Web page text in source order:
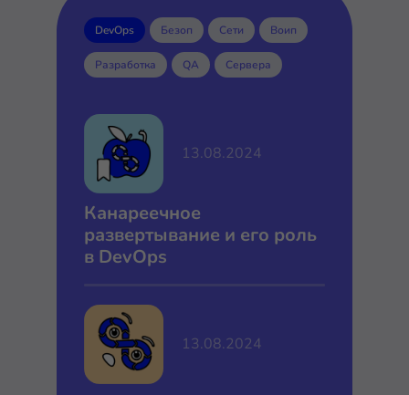
DevOps Безоп Сети Воип
Разработка QA Сервера
Канареечное
развертывание и его роль
в DevOps
13.08.2024
13.08.2024